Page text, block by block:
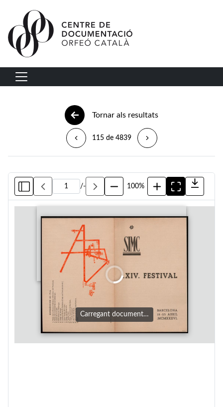
Vés al contingut
Navegació principal
Tornar als resultats
115 de 4839
/- 100%
Carregant document…